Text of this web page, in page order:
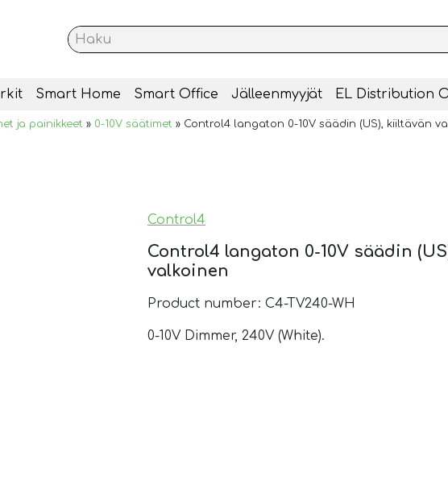
Smart Home Smart Office Jälleenmyyjät EL Distribution
ja painikkeet » 0-10V säätimet » Control4 langaton 0-10V säädin (US), kiiltävän
Control4
Control4 langaton 0-10V säädin
valkoinen
Product number: C4-TV240-WH
0-10V Dimmer, 240V (White).